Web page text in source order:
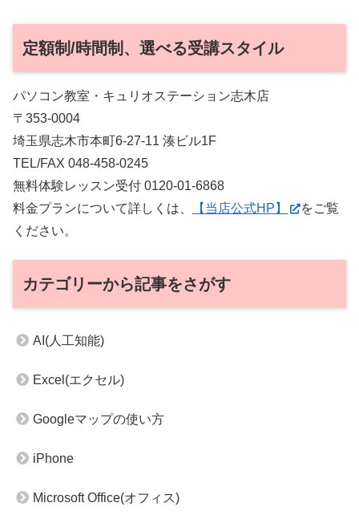
定額制/時間制、選べる受講スタイル
パソコン教室・キュリオステーション志木店
〒353-0004
埼玉県志木市本町6-27-11 湊ビル1F
TEL/FAX 048-458-0245
無料体験レッスン受付 0120-01-6868
料金プランについて詳しくは、
【当店公式HP】
をご覧
ください。
カテゴリーから記事をさがす
AI(人工知能)
Excel(エクセル)
Googleマップの使い方
iPhone
Microsoft Office(オフィス)